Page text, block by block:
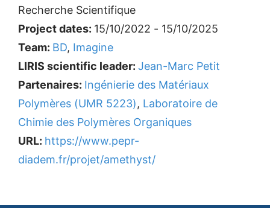
Recherche Scientifique
Project dates: 15/10/2022 - 15/10/2025
Team: BD, Imagine
LIRIS scientific leader: Jean-Marc Petit
Partenaires: Ingénierie des Matériaux
Polymères (UMR 5223), Laboratoire de
Chimie des Polymères Organiques
URL: https://www.pepr-
diadem.fr/projet/amethyst/